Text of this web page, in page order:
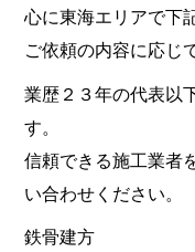
心に東海エリアで下
ご依頼の内容に応じ
業歴２３年の代表以
す。
信頼できる施工業者
い合わせください。
鉄骨建方